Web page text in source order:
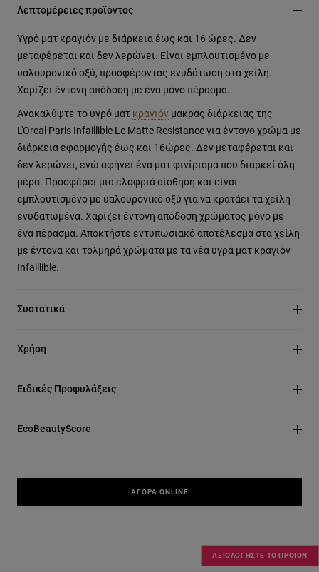
Λεπτομέρειες προϊόντος
Υγρό ματ κραγιόν με διάρκεια έως και 16 ώρες. Δεν
μεταφέρεται και δεν λερώνει. Είναι εμπλουτισμένο με
υαλουρονικό οξύ, προσφέροντας ενυδάτωση στα χείλη.
Χαρίζει έντονη απόδοση με ένα μόνο πέρασμα.
Ανακαλύψτε το υγρό ματ κραγιόν μακράς διάρκειας της
L'Oreal Paris Infaillible Le Matte Resistance για έντονο χρώμα με
διάρκεια εφαρμογής έως και 16ώρες. Δεν μεταφέρεται και
δεν λερώνει, ενώ αφήνει ένα ματ φινίρισμα που διαρκεί όλη
μέρα. Προσφέρει μια ελαφριά αίσθηση και είναι
εμπλουτισμένο με υαλουρονικό οξύ για να κρατάει τα χείλη
ενυδατωμένα. Χαρίζει έντονη απόδοση χρώματος μόνο με
ένα πέρασμα. Αποκτήστε εντυπωσιακό αποτέλεσμα στα χείλη
με έντονα και τολμηρά χρώματα με τα νέα υγρά ματ κραγιόν
Infaillible.
Συστατικά
Χρήση
Ειδικές Προφυλάξεις
EcoBeautyScore
ΑΓΟΡΆ ONLINE
ΑΞΙΟΛΟΓΗΣΤΕ ΤΟ ΠΡΟΙΟΝ